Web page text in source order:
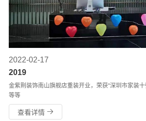
2022-02-17
2019
金紫荆装饰南山旗舰店重装开业，荣获“深圳市家装十
等等
查看详情